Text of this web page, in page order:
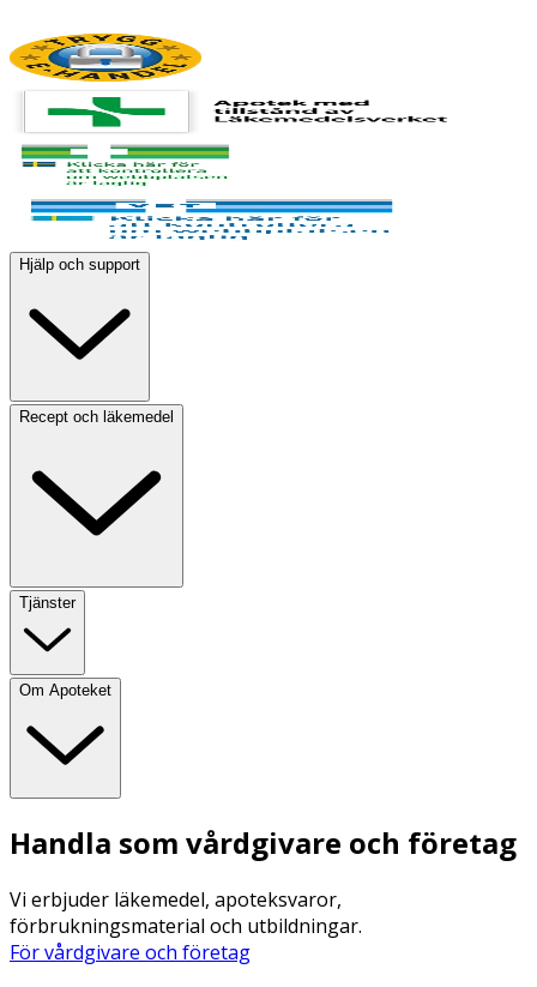
Hjälp och support
Recept och läkemedel
Tjänster
Om Apoteket
Handla som vårdgivare och företag
Vi erbjuder läkemedel, apoteksvaror,
förbrukningsmaterial och utbildningar.
För vårdgivare och företag